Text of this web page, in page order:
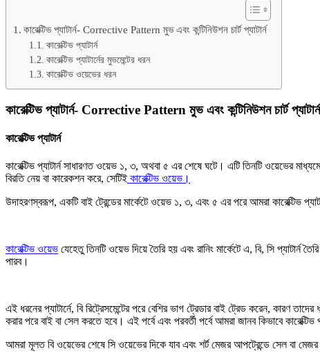
কারেক্টিভ প্যাটার্ন- Corrective Pattern মুভ এবং কন্টিনিউশন চার্ট প্যাটার্ন
কারেক্টিভ প্যাটার্ন
কারেক্টিভ প্যাটার্নের মুভমেন্টের ধরন
কারেক্টিভ ওয়েভের ধরন
কারেক্টিভ প্যাটার্ন- Corrective Pattern মুভ এবং কন্টিনিউশন চার্ট প্যাটার্ন
কারেক্টিভ প্যাটার্ন
কারেক্টিভ প্যাটার্ন সাধারণত ওয়েভ ১, ৩, অথবা ৫ এর শেষে ঘটে। এটি তিনটি ওয়েভের
বিরতি নেয় বা কারেকশন করে, সেটিই কারেক্টিভ ওয়েভ।
উদাহরণস্বরূপ, একটি বাই ট্রেন্ডের মার্কেটে ওয়েভ ১, ৩, এবং ৫ এর পরে আমরা কারেক্টিভ
কারেক্টিভ ওয়েভ যেহেতু তিনটি ওয়েভ দিয়ে তৈরি হয় এবং রানিং মার্কেটে এ, বি, সি
পারব।
এই ধরনের প্যাটার্নে, বি রিট্রেসমেন্টের পরে বেশির ভাগ ট্রেডার বাই ট্রেড করেন, কারণ
করার পরে বাই বা সেল করতে হবে। এই পর্বে এবং পরবর্তী পর্বে আমরা জানব কিভাবে কারেক্টিভ
আমরা মূলত বি ওয়েভের শেষে সি ওয়েভের দিকে যাব এবং শর্ট মেজর আপট্রেন্ডে সেল বা